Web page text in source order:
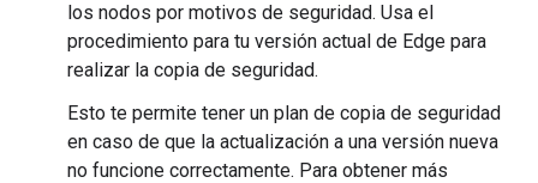
los nodos por motivos de seguridad. Usa el
procedimiento para tu versión actual de Edge para
realizar la copia de seguridad.
Esto te permite tener un plan de copia de seguridad
en caso de que la actualización a una versión nueva
no funcione correctamente. Para obtener más